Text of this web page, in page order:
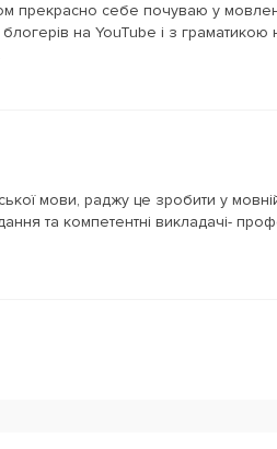
прекрасно себе почуваю у
на YouTube і з граматикою
мови, раджу це зробити у
та компетентні викладачі-